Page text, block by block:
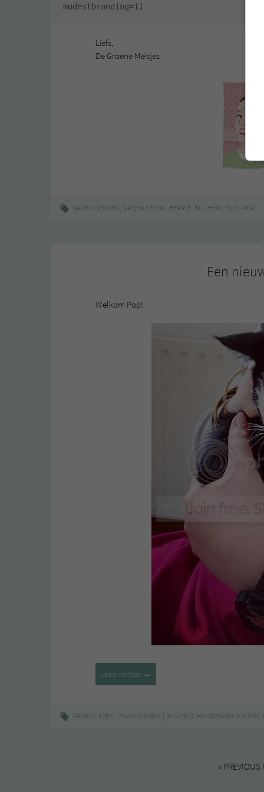
modestbranding=1]
Liefs,
De Groene Meisjes
GROEN DENKEN, GROEN LEVEN BEPPIE, BLIJHEID, FILM, POP
Een
Welkom Pop!
Lees verder Een
nieuw
→
GROEN LEVEN, LEUKE DINGEN BLIJHEID, HUISDIEREN, KATTEN,
«